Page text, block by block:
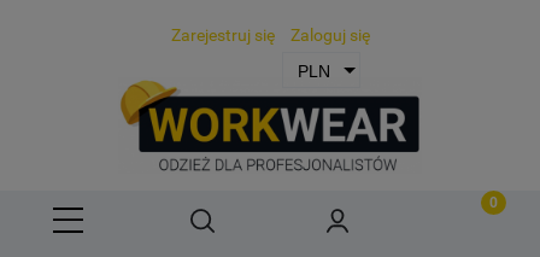
Zarejestruj się Zaloguj się